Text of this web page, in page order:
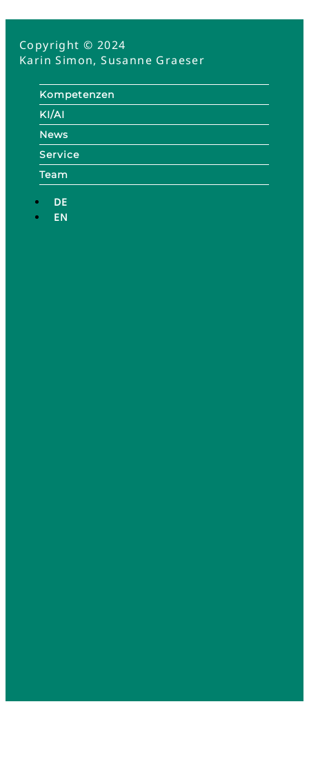
Copyright © 2024
Karin Simon, Susanne Graeser
Kompetenzen
KI/AI
News
Service
Team
DE
EN